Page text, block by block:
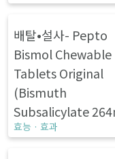
배탈•설사- Pepto
Bismol Chewable
Tablets Original
(Bismuth
Subsalicylate
효능 · 효과